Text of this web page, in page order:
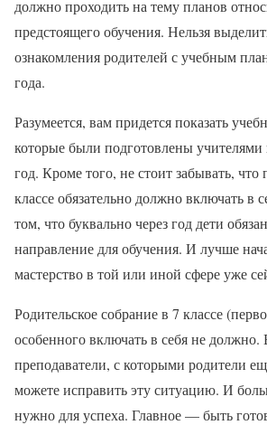
должно проходить на тему планов
предстоящего обучения. Нельзя
ознакомления родителей с учебным
года.
Разумеется, вам придется показать
которые были подготовлены
год. Кроме того, не стоит забывать, что
классе обязательно должно включать в
том, что буквально через год дети
направление для обучения. И лучше
мастерство в той или иной сфере уже
Родительское собрание в 7 классе
особенного включать в себя не должно.
преподаватели, с которыми родители
можете исправить эту ситуацию. И
нужно для успеха. Главное — быть